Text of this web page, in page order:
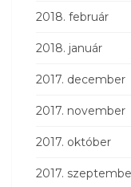
2018. február
2018. január
2017. december
2017. november
2017. október
2017.